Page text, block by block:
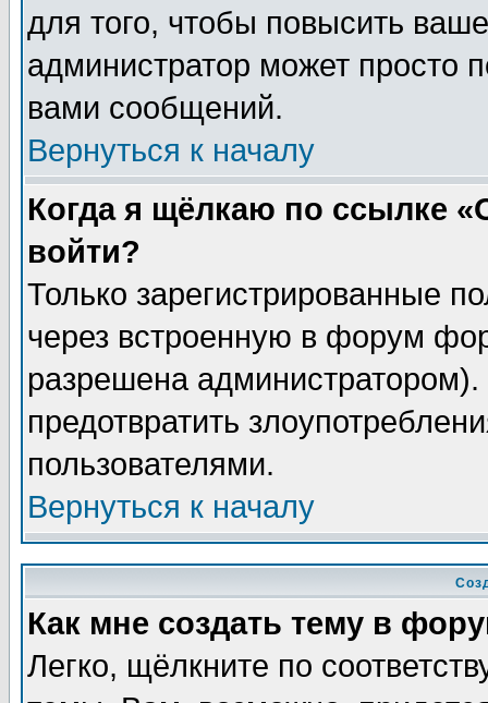
для того, чтобы повысить
администратор может просто
вами сообщений.
Вернуться к началу
Когда я щёлкаю по ссылке
войти?
Только зарегистрированные
через встроенную в форум
разрешена
предотвратить
пользователями.
Вернуться к началу
Как мне создать тему в
Легко, щёлкните по